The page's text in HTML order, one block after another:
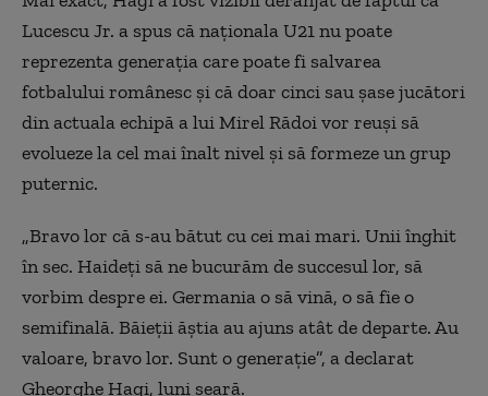
Lucescu Jr. a spus că naţionala U21 nu poate
reprezenta generaţia care poate fi salvarea
fotbalului românesc şi că doar cinci sau şase jucători
din actuala echipă a lui Mirel Rădoi vor reuşi să
evolueze la cel mai înalt nivel şi să formeze un grup
puternic.
„Bravo lor că s-au bătut cu cei mai mari. Unii înghit
în sec. Haideţi să ne bucurăm de succesul lor, să
vorbim despre ei. Germania o să vină, o să fie o
semifinală. Băieţii ăştia au ajuns atât de departe. Au
valoare, bravo lor. Sunt o generaţie”, a declarat
Gheorghe Hagi, luni seară.